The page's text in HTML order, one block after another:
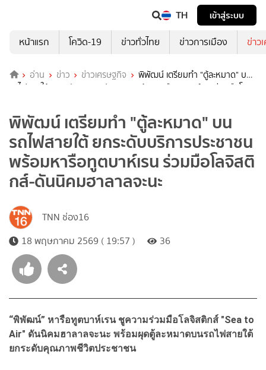
TH
เข้าสู่ระบบ
หน้าแรก
โควิด-19 ข่าวทั่วไทย ข่าวการเมือง ข่าว
อ่าน ข่าว ข่าวเศรษฐกิจ
พิพัฒน์ เตรียมทำ "ตู้ละหมาด" บน
รถไฟสายใต้ ยกระดับบริการประชาชน พร้อมหารือทูตบาห์เรน ร่วมมือโลจิ
พิพัฒน์ เตรียมทำ "ตู้ละหมาด" บน
รถไฟสายใต้ ยกระดับบริการประชาชน
พร้อมหารือทูตบาห์เรน ร่วมมือโลจิสติ
กส์-ดันนิคมฮาลาลจะนะ
TNN ช่อง16
18 พฤษภาคม 2569 ( 19:57 )
36
“พิพัฒน์” หารือทูตบาห์เรน ชูความร่วมมือโลจิสติกส์ "Sea to
Air" ดันนิคมฮาลาลจะนะ พร้อมผุดตู้ละหมาดบนรถไฟสายใต้
ยกระดับคุณภาพชีวิตประชาชน